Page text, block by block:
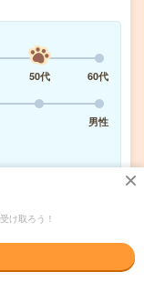
50代
60代
男性
社
け取ろう！